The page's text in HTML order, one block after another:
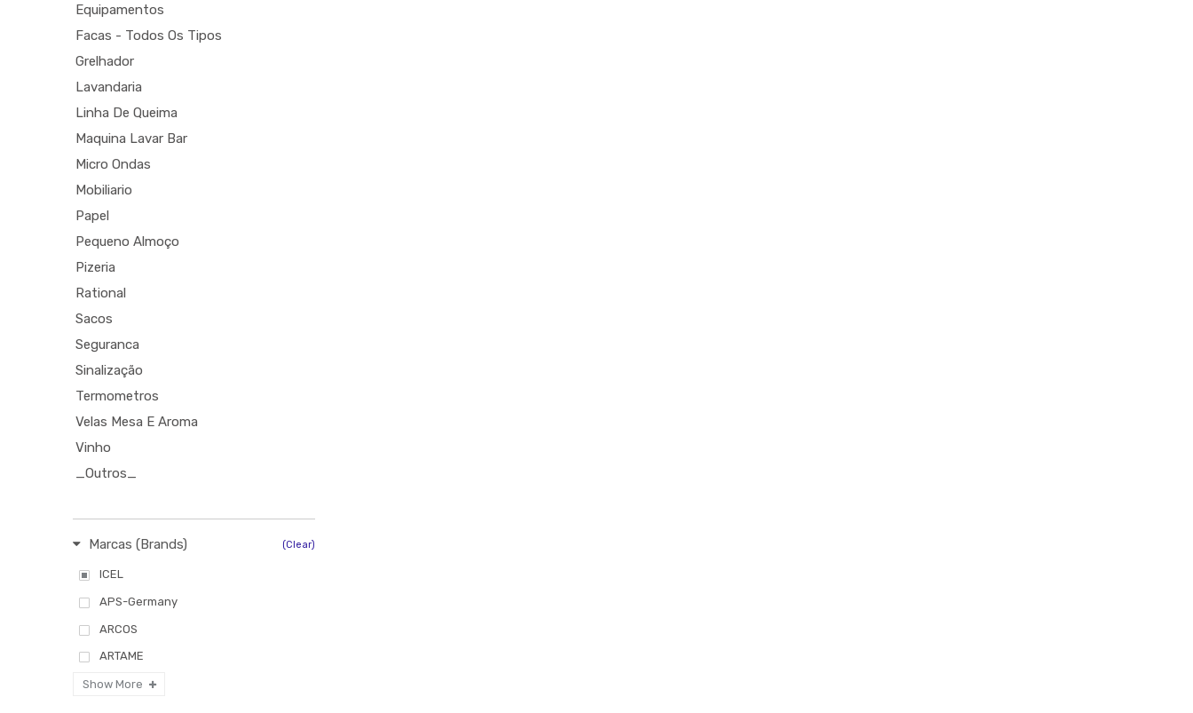
Equipamentos
Facas - Todos Os Tipos
Grelhador
Lavandaria
Linha De Queima
Maquina Lavar Bar
Micro Ondas
Mobiliario
Papel
Pequeno Almoço
Pizeria
Rational
Sacos
Seguranca
Sinalização
Termometros
Velas Mesa E Aroma
Vinho
_Outros_
Marcas (Brands) (Clear)
ICEL
APS-Germany
ARCOS
ARTAME
CASO
Show More